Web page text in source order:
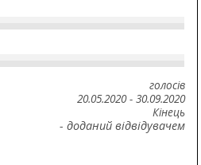
голосів
20.05.2020- 30.09.2020
Кінець
- доданий відвідувачем